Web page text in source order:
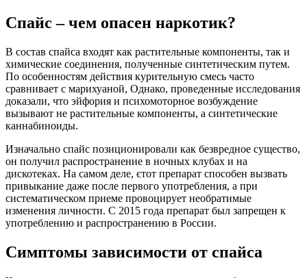
Спайс – чем опасен наркотик?
В состав спайса входят как растительные компоненты, так и
химические соединения, полученные синтетическим путем.
По особенностям действия курительную смесь часто
сравнивает с марихуаной, Однако, проведенные исследования
доказали, что эйфория и психомоторное возбуждение
вызывают не растительные компоненты, а синтетические
каннабиноиды.
Изначально спайс позиционировали как безвредное существо,
он получил распространение в ночных клубах и на
дискотеках. На самом деле, єтот препарат способен вызвать
привыкание даже после первого употребления, а при
систематическом приеме провоцирует необратимые
изменения личности. С 2015 года препарат был запрещен к
употреблению и распространению в России.
Симптомы зависимости от спайса